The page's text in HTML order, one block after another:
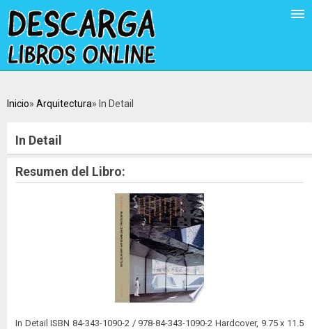
Inicio Arquitectura In Detail
In Detail
Resumen del Libro:
In Detail ISBN 84-343-1090-2 / 978-84-343-1090-2 Hardcover, 9.75 x 11.5